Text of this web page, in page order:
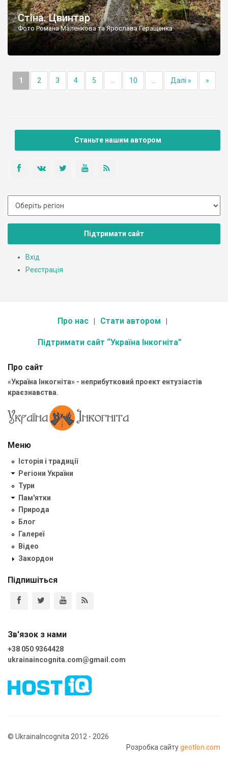
Стіна. Цвинтар
Фото Романа Маленкова та Ярослава Геращенка
1 2 3 4 5 10 Далі » »
Станьте нашим автором
Підтримати сайт
Вхід
Реєстрація
Про нас Стати автором
Підтримати сайт “Україна Інкогніта”
Про сайт
«Україна Інкогніта» - неприбутковий проект ентузіастів
краєзнавства.
Меню
Історія і традиції
Регіони України
Тури
Пам'ятки
Природа
Блог
Галереї
Відео
Закордон
Підпишіться
Зв'язок з нами
+38 050 9364428
ukrainaincognita.com@gmail.com
© UkrainaIncognita 2012 - 2026
Розробка сайтуgeotlon.com